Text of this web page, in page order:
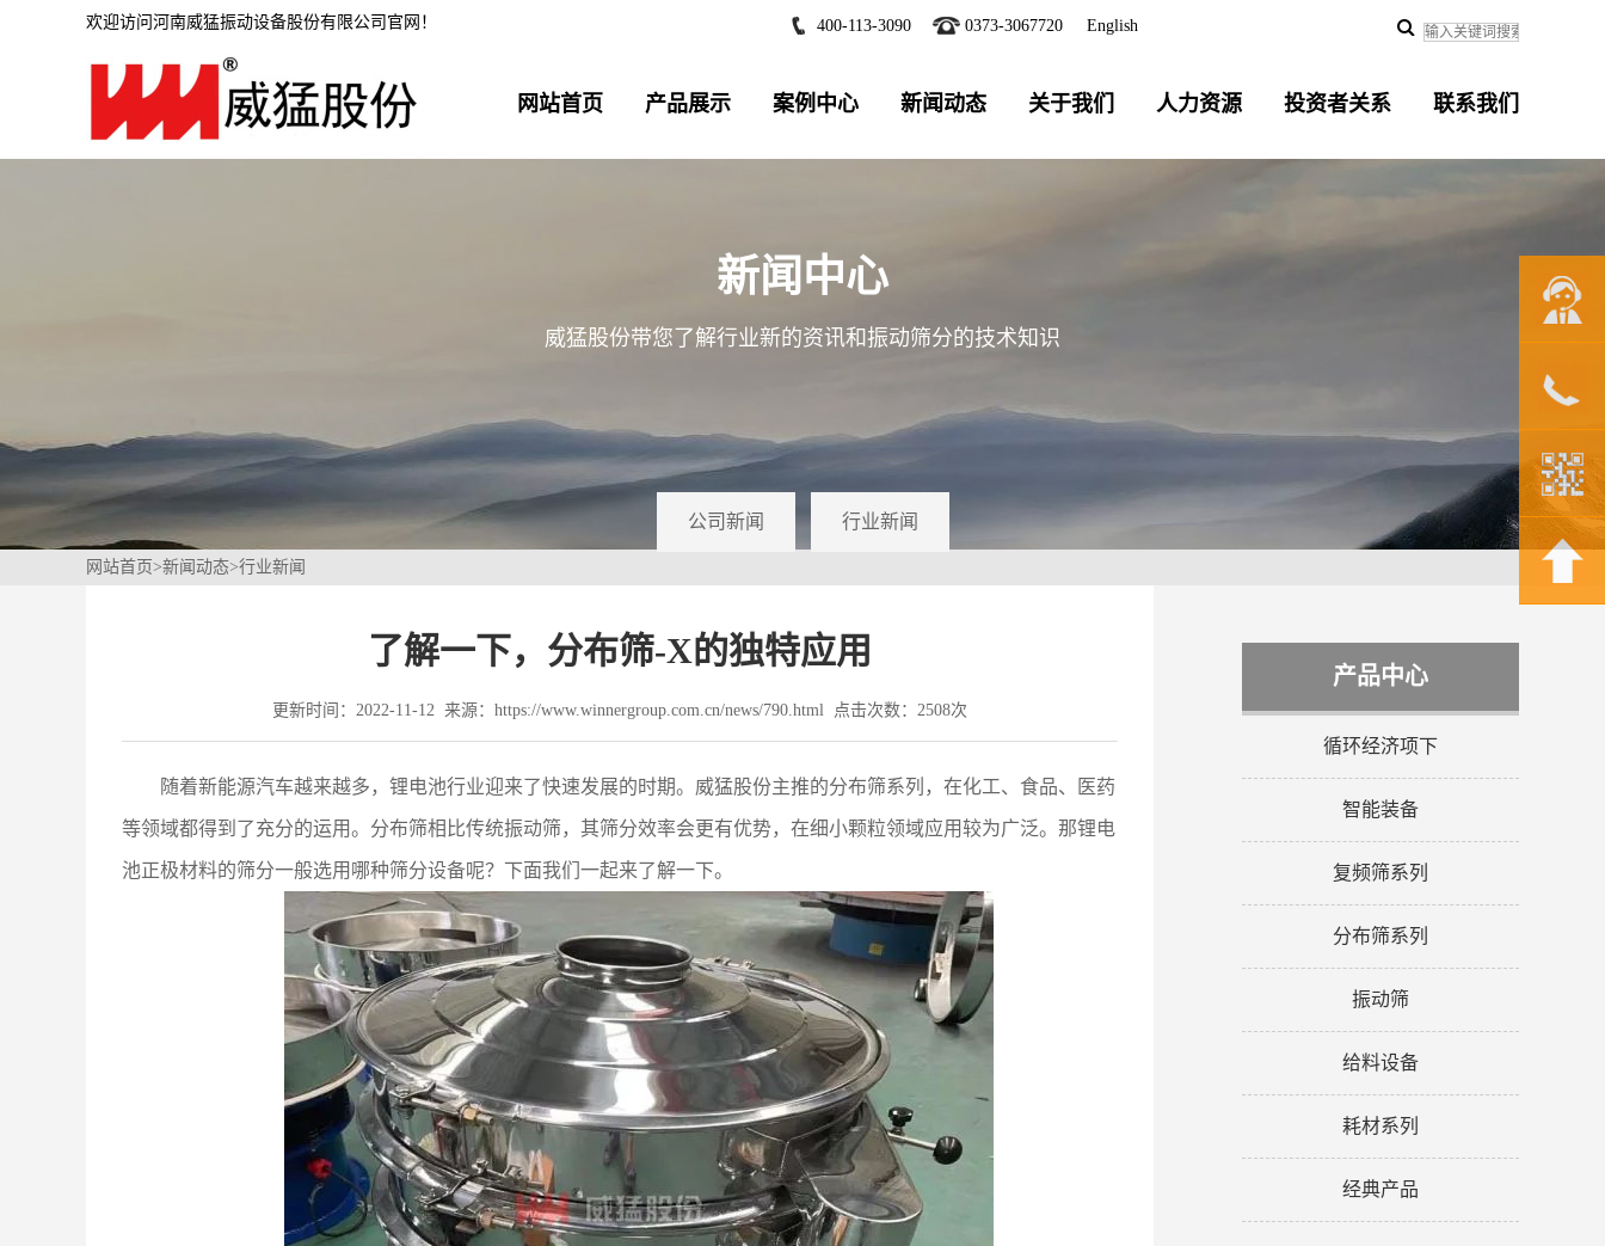
欢迎访问河南威猛振动设备股份有限公司官网！ 400-113-3090 0373-3067720 English
网站首页 产品展示 案例中心 新闻动态 关于我们 人力资源 投资者关系 联系我们
新闻中心
威猛股份带您了解行业新的资讯和振动筛分的技术知识
公司新闻 行业新闻
网站首页>新闻动态>行业新闻
了解一下，分布筛-X的独特应用
更新时间：2022-11-12 来源：https://www.winnergroup.com.cn/news/790.html 点击次数：2508次
随着新能源汽车越来越多，锂电池行业迎来了快速发展的时期。威猛股份主推的分布筛系列，在化工、食品、医药
等领域都得到了充分的运用。分布筛相比传统振动筛，其筛分效率会更有优势，在细小颗粒领域应用较为广泛。那锂电
池正极材料的筛分一般选用哪种筛分设备呢？下面我们一起来了解一下。
产品中心
循环经济项下
智能装备
复频筛系列
分布筛系列
振动筛
给料设备
耗材系列
经典产品
联系我们